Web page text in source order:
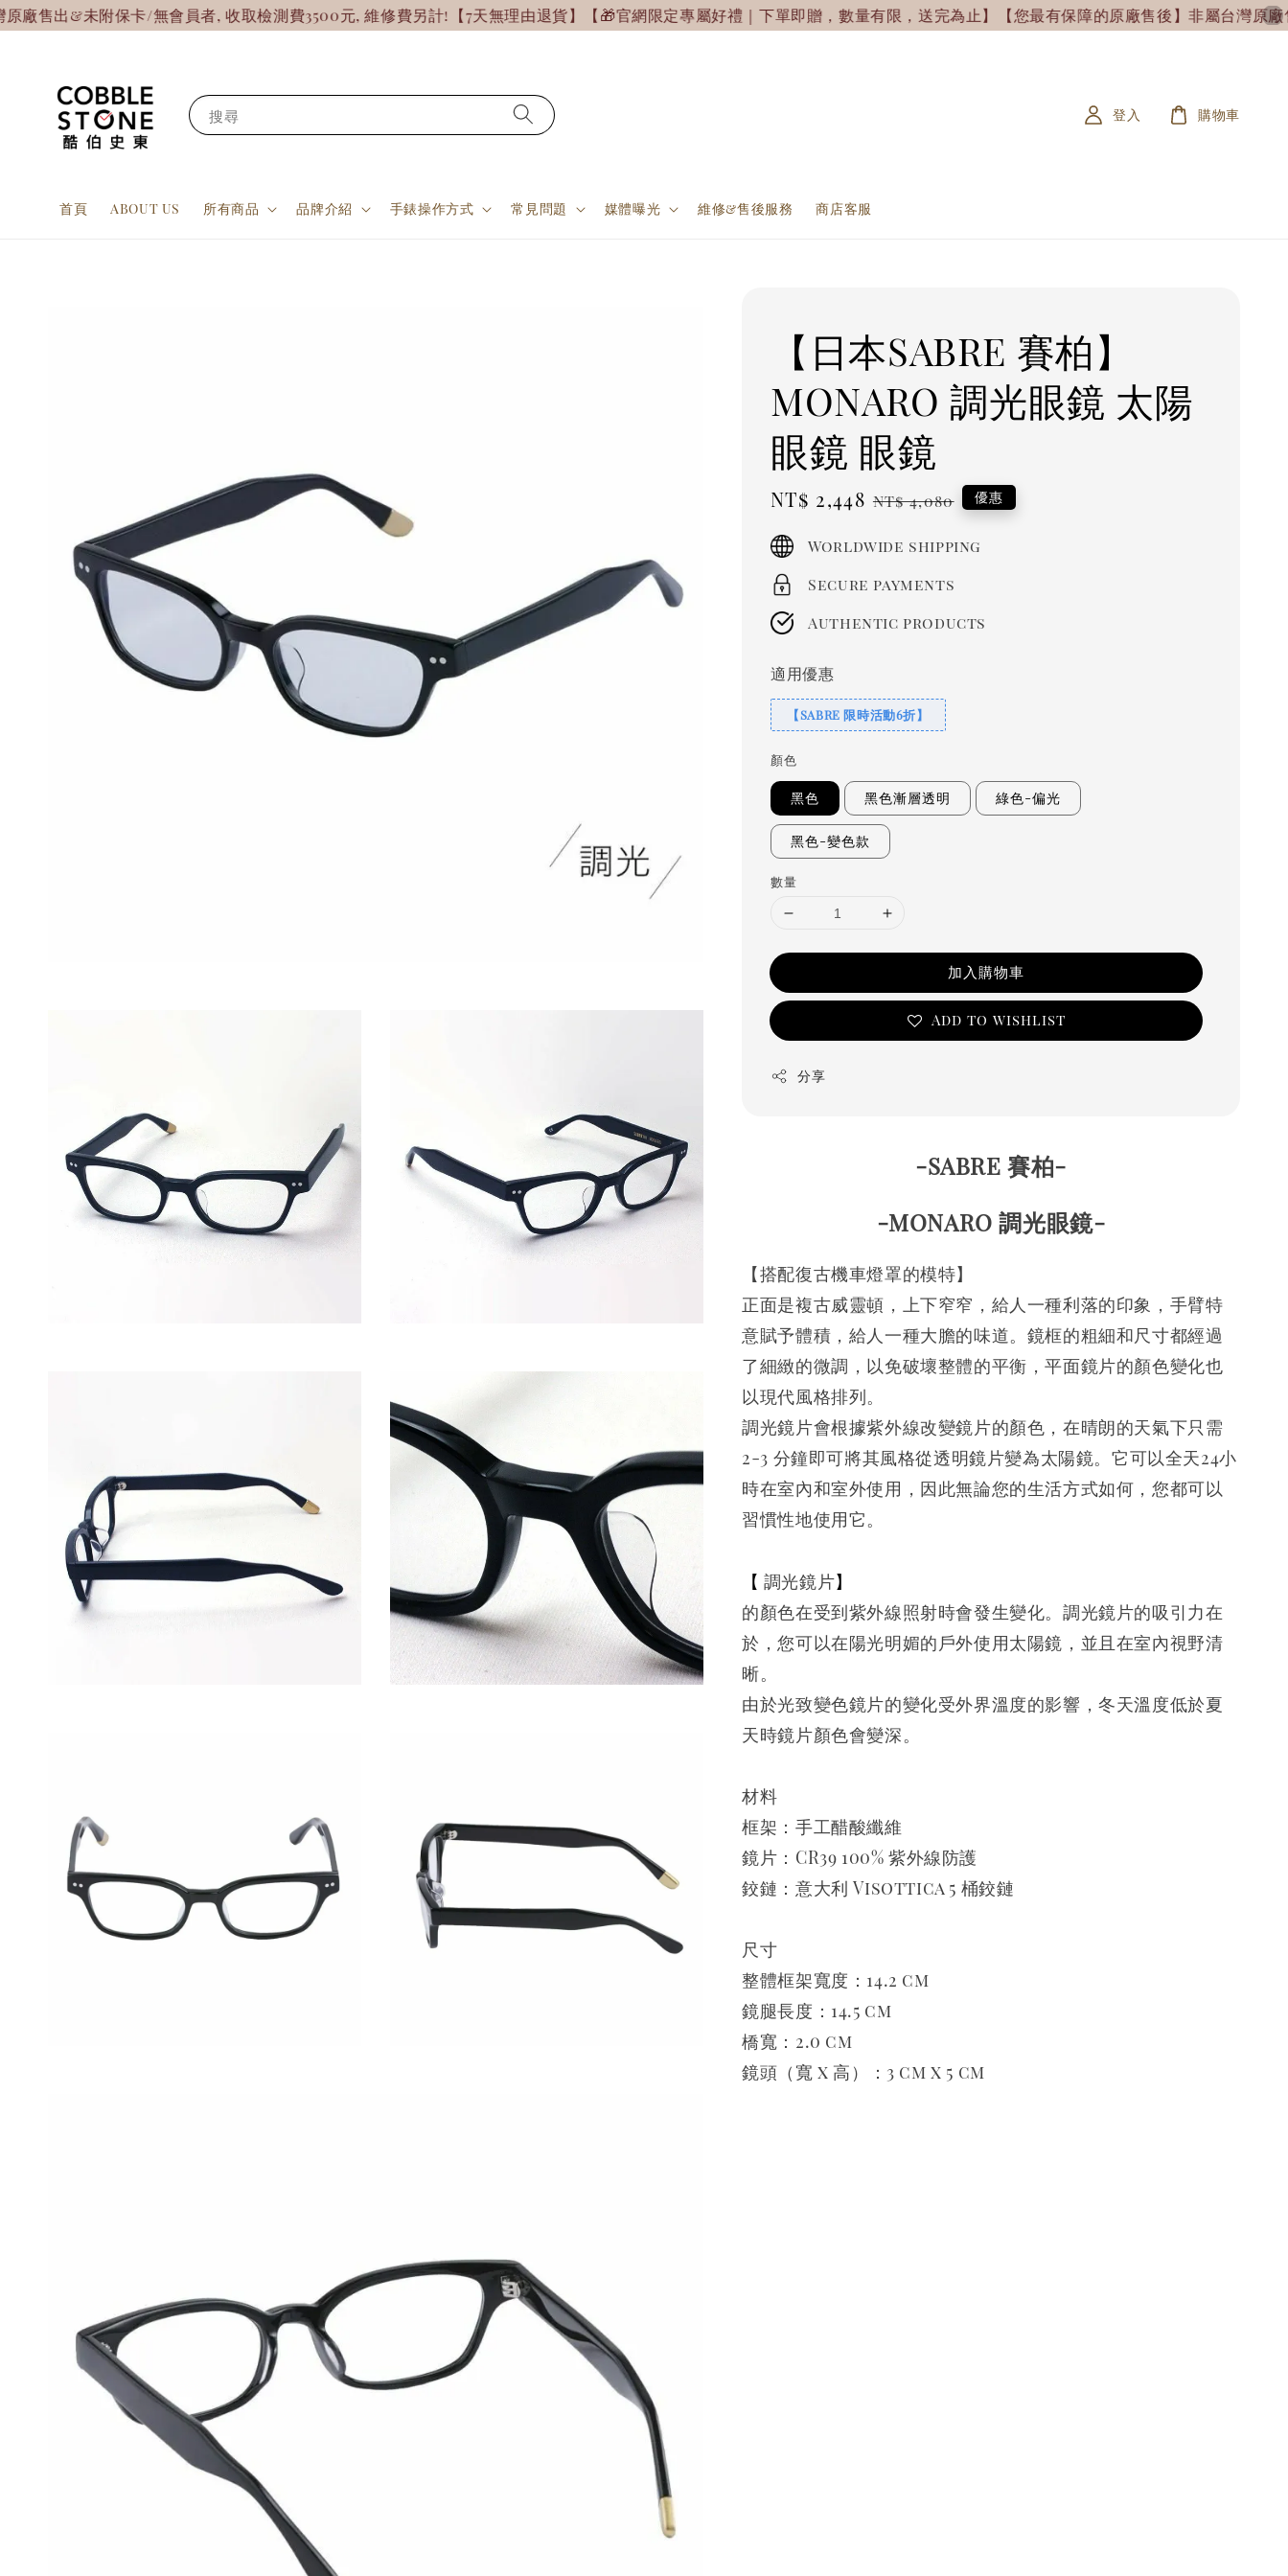
出&未附保卡/無會員者, 收取檢測費3500元, 維修費另計!【7天無理由退貨】【🎁官網限定專屬好禮｜下單即贈，數量有限，送完為止】【您最有保障的原廠售後】非屬台灣原廠售
搜尋
首頁 ABOUT US 所有商品 品牌介紹 手錶操作方式 常見問題 媒體曝光 維修&售後服務 商店客服
登入 購物車
【日本SABRE 賽柏】
MONARO 調光眼鏡 太陽
眼鏡 眼鏡
Sale
NT$ 2,448 Regular
NT$ 4,080 優惠
Worldwide shipping
Secure payments
Authentic products
適用優惠
【SABRE 限時活動6折】
顏色
黑色 黑色漸層透明 綠色-偏光
黑色-變色款
數量
加入購物車
Add to wishlist
分享
-SABRE 賽柏-
-MONARO 調光眼鏡-
【搭配復古機車燈罩的模特】
正面是複古威靈頓，上下窄窄，給人一種利落的印象，手臂特
意賦予體積，給人一種大膽的味道。鏡框的粗細和尺寸都經過
了細緻的微調，以免破壞整體的平衡，平面鏡片的顏色變化也
以現代風格排列。
調光鏡片會根據紫外線改變鏡片的顏色，在晴朗的天氣下只需
2-3 分鐘即可將其風格從透明鏡片變為太陽鏡。它可以全天24小
時在室內和室外使用，因此無論您的生活方式如何，您都可以
習慣性地使用它。
【 調光鏡片】
的顏色在受到紫外線照射時會發生變化。調光鏡片的吸引力在
於，您可以在陽光明媚的戶外使用太陽鏡，並且在室內視野清
晰。
由於光致變色鏡片的變化受外界溫度的影響，冬天溫度低於夏
天時鏡片顏色會變深。
材料
框架：手工醋酸纖維
鏡片：CR39 100% 紫外線防護
鉸鏈：意大利 Visottica 5 桶鉸鏈
尺寸
整體框架寬度：14.2 cm
鏡腿長度：14.5 cm
橋寬：2.0 cm
鏡頭（寬 x 高）：3 cm x 5 cm